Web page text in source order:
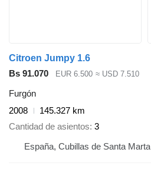
Citroen Jumpy 1.6
Bs 91.070
EUR 6.500 ≈ USD 7.510
Furgón
2008
145.327 km
Cantidad de asientos 3
España, Cubillas de Santa Marta